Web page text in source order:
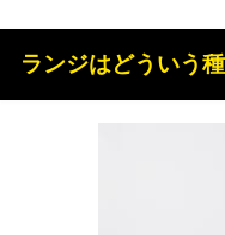
ランジはどういう